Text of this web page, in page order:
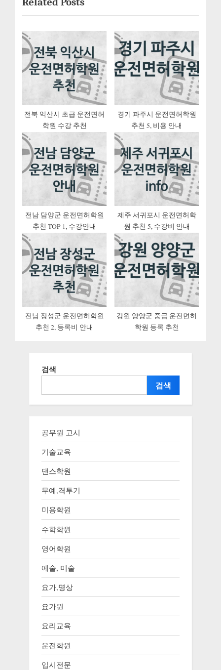
비
이
션
v
i
u
s
P
t
x
t
P
t
:
전북 익산시 초급 운전면허
학원 수강 추천
경기 파주시 운전면허학원
추천 5, 비용 안내
전남 담양군 운전면허학원
추천 TOP 1, 수강안내
제주 서귀포시 운전면허학
원 추천 5, 수강비 안내
전남 장성군 운전면허학원
추천 2, 등록비 안내
강원 양양군 중급 운전면허
학원 등록 추천
검색
검색
공무원 고시
기술교육
댄스학원
무예,격투기
미용학원
수학학원
영어학원
예술, 미술
요가,명상
요가원
요리교육
운전학원
입시전문